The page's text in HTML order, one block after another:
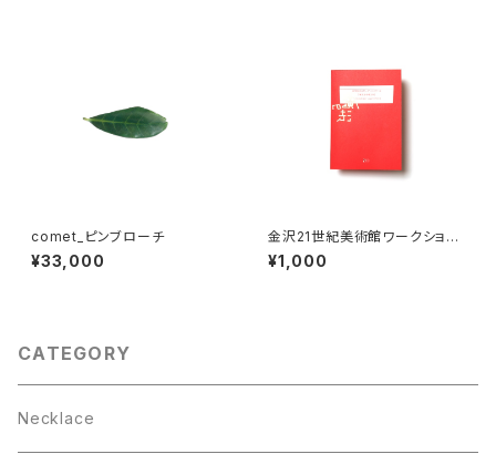
comet_ピンブローチ
¥33,000
金沢21世紀美術館ワークショッ
プ・アーカイブブック 2021-202
2
¥1,000
CATEGORY
Necklace